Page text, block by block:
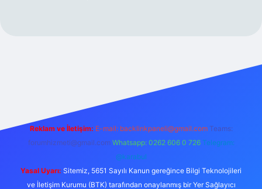
Reklam ve İletişim: E-mail: backlinkpaneli@gmail.com Teams:
forumhizmeti@gmail.com Whatsapp: 0262 606 0 726 Telegram:
@karabul
Yasal Uyarı: Sitemiz, 5651 Sayılı Kanun gereğince Bilgi Teknolojileri
ve İletişim Kurumu (BTK) tarafından onaylanmış bir Yer Sağlayıcı